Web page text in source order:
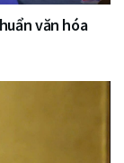
văn hóa